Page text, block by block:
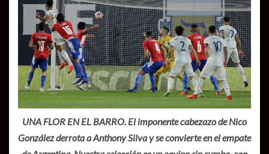
UNA FLOR EN EL BARRO. El imponente cabezazo de Nico
González derrota a Anthony Silva y se convierte en el empate